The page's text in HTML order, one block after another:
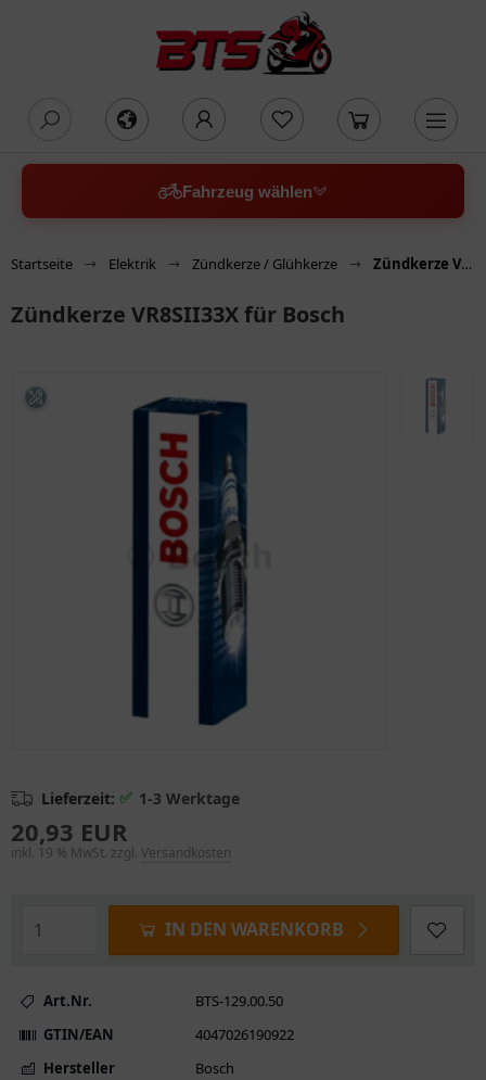
Fahrzeug wählen
Startseite Elektrik Zündkerze / Glühkerze Zündkerze VR8SII33X für Bosch
Zündkerze VR8SII33X für Bosch
Lieferzeit: ✅ 1-3 Werktage
20,93 EUR
inkl. 19 % MwSt. zzgl. Versandkosten
IN DEN WARENKORB
Art.Nr.
BTS-129.00.50
GTIN/EAN
4047026190922
Hersteller
Bosch